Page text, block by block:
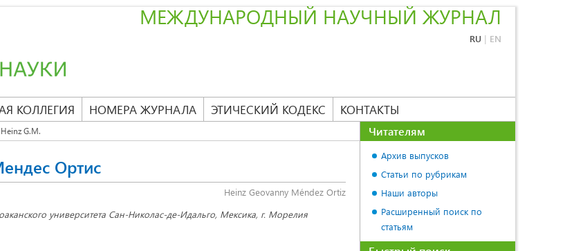
МЕЖДУНАРОДНЫЙ НАУЧНЫЙ ЖУРНАЛ
RU | EN
КОЛЛЕГИЯ НОМЕРА ЖУРНАЛА ЭТИЧЕСКИЙ КОДЕКС КОНТАКТЫ
Heinz G.M.
Ортис
Heinz Geovanny Méndez Ortiz
университета Сан-Николас-де-Идальго, Мексика, г. Морелия
Читателям
Архив выпусков
Статьи по рубрикам
Наши авторы
Расширенный поиск по
статьям